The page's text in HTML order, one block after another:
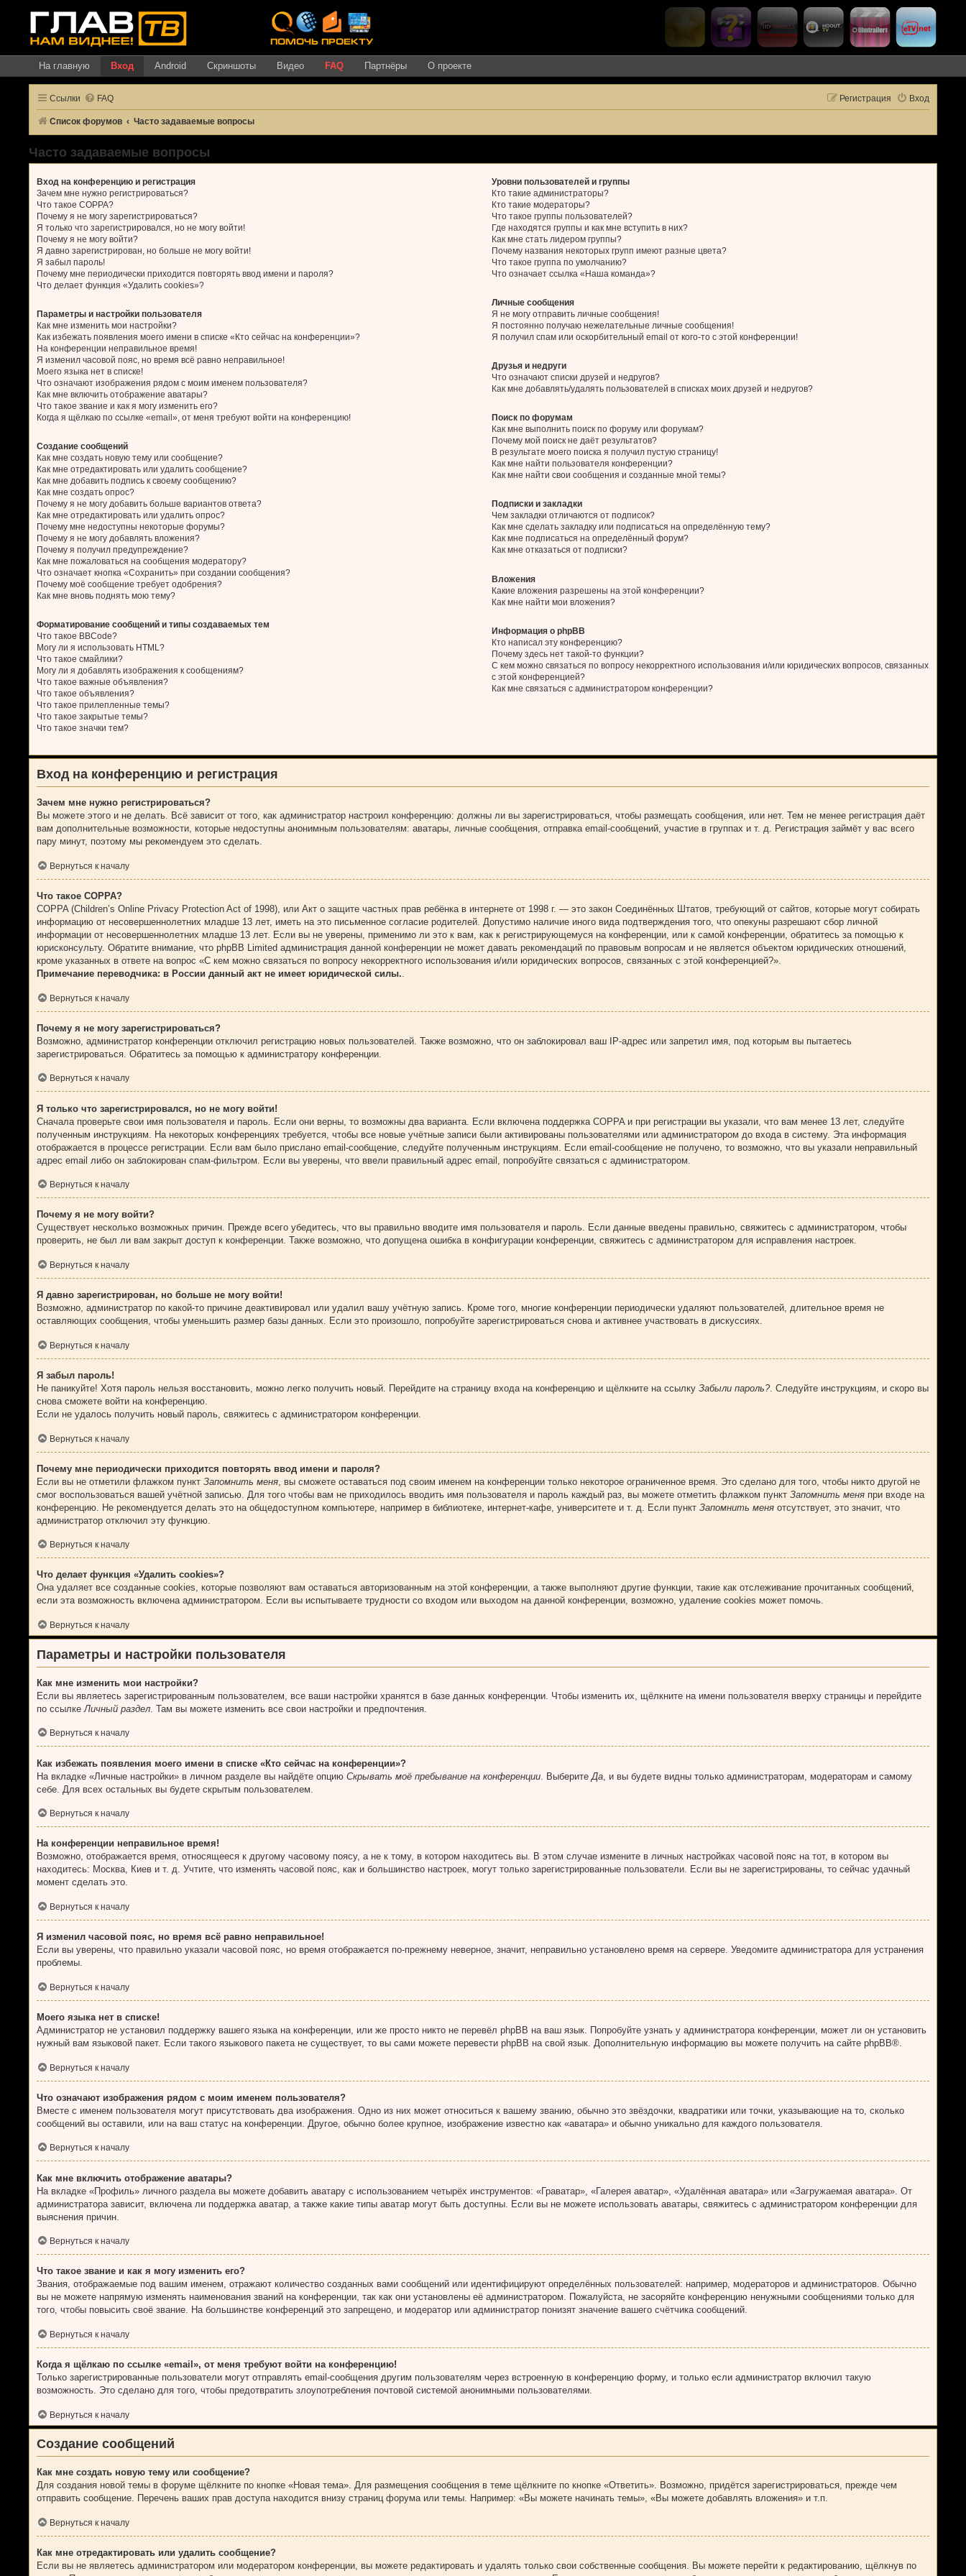
На главную Вход Android Скриншоты Видео FAQ Партнёры О проекте
Ссылки FAQ Вход
Регистрация
Список форумов Часто задаваемые вопросы
Часто задаваемые вопросы
Вход на конференцию и регистрация
Зачем мне нужно регистрироваться?
Что такое COPPA?
Почему я не могу зарегистрироваться?
Я только что зарегистрировался, но не могу войти!
Почему я не могу войти?
Я давно зарегистрирован, но больше не могу войти!
Я забыл пароль!
Почему мне периодически приходится повторять ввод имени и пароля?
Что делает функция «Удалить cookies»?
Параметры и настройки пользователя
Как мне изменить мои настройки?
Как избежать появления моего имени в списке «Кто сейчас на конференции»?
На конференции неправильное время!
Я изменил часовой пояс, но время всё равно неправильное!
Моего языка нет в списке!
Что означают изображения рядом с моим именем пользователя?
Как мне включить отображение аватары?
Что такое звание и как я могу изменить его?
Когда я щёлкаю по ссылке «email», от меня требуют войти на конференцию!
Создание сообщений
Как мне создать новую тему или сообщение?
Как мне отредактировать или удалить сообщение?
Как мне добавить подпись к своему сообщению?
Как мне создать опрос?
Почему я не могу добавить больше вариантов ответа?
Как мне отредактировать или удалить опрос?
Почему мне недоступны некоторые форумы?
Почему я не могу добавлять вложения?
Почему я получил предупреждение?
Как мне пожаловаться на сообщения модератору?
Что означает кнопка «Сохранить» при создании сообщения?
Почему моё сообщение требует одобрения?
Как мне вновь поднять мою тему?
Форматирование сообщений и типы создаваемых тем
Что такое BBCode?
Могу ли я использовать HTML?
Что такое смайлики?
Могу ли я добавлять изображения к сообщениям?
Что такое важные объявления?
Что такое объявления?
Что такое прилепленные темы?
Что такое закрытые темы?
Что такое значки тем?
Уровни пользователей и группы
Кто такие администраторы?
Кто такие модераторы?
Что такое группы пользователей?
Где находятся группы и как мне вступить в них?
Как мне стать лидером группы?
Почему названия некоторых групп имеют разные цвета?
Что такое группа по умолчанию?
Что означает ссылка «Наша команда»?
Личные сообщения
Я не могу отправить личные сообщения!
Я постоянно получаю нежелательные личные сообщения!
Я получил спам или оскорбительный email от кого-то с этой конференции!
Друзья и недруги
Что означают списки друзей и недругов?
Как мне добавлять/удалять пользователей в списках моих друзей и недругов?
Поиск по форумам
Как мне выполнить поиск по форуму или форумам?
Почему мой поиск не даёт результатов?
В результате моего поиска я получил пустую страницу!
Как мне найти пользователя конференции?
Как мне найти свои сообщения и созданные мной темы?
Подписки и закладки
Чем закладки отличаются от подписок?
Как мне сделать закладку или подписаться на определённую тему?
Как мне подписаться на определённый форум?
Как мне отказаться от подписки?
Вложения
Какие вложения разрешены на этой конференции?
Как мне найти мои вложения?
Информация о phpBB
Кто написал эту конференцию?
Почему здесь нет такой-то функции?
С кем можно связаться по вопросу некорректного использования и/или юридических вопросов, связанных
с этой конференцией?
Как мне связаться с администратором конференции?
Вход на конференцию и регистрация
Зачем мне нужно регистрироваться?
Вы можете этого и не делать. Всё зависит от того, как администратор настроил конференцию: должны ли вы зарегистрироваться, чтобы размещать сообщения, или нет. Тем не менее регистрация даёт
вам дополнительные возможности, которые недоступны анонимным пользователям: аватары, личные сообщения, отправка email-сообщений, участие в группах и т. д. Регистрация займёт у вас всего
пару минут, поэтому мы рекомендуем это сделать.
Вернуться к началу
Что такое COPPA?
COPPA (Children’s Online Privacy Protection Act of 1998), или Акт о защите частных прав ребёнка в интернете от 1998 г. — это закон Соединённых Штатов, требующий от сайтов, которые могут собирать
информацию от несовершеннолетних младше 13 лет, иметь на это письменное согласие родителей. Допустимо наличие иного вида подтверждения того, что опекуны разрешают сбор личной
информации от несовершеннолетних младше 13 лет. Если вы не уверены, применимо ли это к вам, как к регистрирующемуся на конференции, или к самой конференции, обратитесь за помощью к
юрисконсульту. Обратите внимание, что phpBB Limited администрация данной конференции не может давать рекомендаций по правовым вопросам и не является объектом юридических отношений,
кроме указанных в ответе на вопрос «С кем можно связаться по вопросу некорректного использования и/или юридических вопросов, связанных с этой конференцией?».
Примечание переводчика: в России данный акт не имеет юридической силы..
Вернуться к началу
Почему я не могу зарегистрироваться?
Возможно, администратор конференции отключил регистрацию новых пользователей. Также возможно, что он заблокировал ваш IP-адрес или запретил имя, под которым вы пытаетесь
зарегистрироваться. Обратитесь за помощью к администратору конференции.
Вернуться к началу
Я только что зарегистрировался, но не могу войти!
Сначала проверьте свои имя пользователя и пароль. Если они верны, то возможны два варианта. Если включена поддержка COPPA и при регистрации вы указали, что вам менее 13 лет, следуйте
полученным инструкциям. На некоторых конференциях требуется, чтобы все новые учётные записи были активированы пользователями или администратором до входа в систему. Эта информация
отображается в процессе регистрации. Если вам было прислано email-сообщение, следуйте полученным инструкциям. Если email-сообщение не получено, то возможно, что вы указали неправильный
адрес email либо он заблокирован спам-фильтром. Если вы уверены, что ввели правильный адрес email, попробуйте связаться с администратором.
Вернуться к началу
Почему я не могу войти?
Существует несколько возможных причин. Прежде всего убедитесь, что вы правильно вводите имя пользователя и пароль. Если данные введены правильно, свяжитесь с администратором, чтобы
проверить, не был ли вам закрыт доступ к конференции. Также возможно, что допущена ошибка в конфигурации конференции, свяжитесь с администратором для исправления настроек.
Вернуться к началу
Я давно зарегистрирован, но больше не могу войти!
Возможно, администратор по какой-то причине деактивировал или удалил вашу учётную запись. Кроме того, многие конференции периодически удаляют пользователей, длительное время не
оставляющих сообщения, чтобы уменьшить размер базы данных. Если это произошло, попробуйте зарегистрироваться снова и активнее участвовать в дискуссиях.
Вернуться к началу
Я забыл пароль!
Не паникуйте! Хотя пароль нельзя восстановить, можно легко получить новый. Перейдите на страницу входа на конференцию и щёлкните на ссылку Забыли пароль?. Следуйте инструкциям, и скоро вы
снова сможете войти на конференцию.
Если не удалось получить новый пароль, свяжитесь с администратором конференции.
Вернуться к началу
Почему мне периодически приходится повторять ввод имени и пароля?
Если вы не отметили флажком пункт Запомнить меня , вы сможете оставаться под своим именем на конференции только некоторое ограниченное время. Это сделано для того, чтобы никто другой не
смог воспользоваться вашей учётной записью. Для того чтобы вам не приходилось вводить имя пользователя и пароль каждый раз, вы можете отметить флажком пункт Запомнить меня при входе на
конференцию. Не рекомендуется делать это на общедоступном компьютере, например в библиотеке, интернет-кафе, университете и т. д. Если пункт Запомнить меня отсутствует, это значит, что
администратор отключил эту функцию.
Вернуться к началу
Что делает функция «Удалить cookies»?
Она удаляет все созданные cookies, которые позволяют вам оставаться авторизованным на этой конференции, а также выполняют другие функции, такие как отслеживание прочитанных сообщений,
если эта возможность включена администратором. Если вы испытываете трудности со входом или выходом на данной конференции, возможно, удаление cookies может помочь.
Вернуться к началу
Параметры и настройки пользователя
Как мне изменить мои настройки?
Если вы являетесь зарегистрированным пользователем, все ваши настройки хранятся в базе данных конференции. Чтобы изменить их, щёлкните на имени пользователя вверху страницы и перейдите
по ссылке Личный раздел . Там вы можете изменить все свои настройки и предпочтения.
Вернуться к началу
Как избежать появления моего имени в списке «Кто сейчас на конференции»?
На вкладке «Личные настройки» в личном разделе вы найдёте опцию Скрывать моё пребывание на конференции . Выберите Да , и вы будете видны только администраторам, модераторам и самому
себе. Для всех остальных вы будете скрытым пользователем.
Вернуться к началу
На конференции неправильное время!
Возможно, отображается время, относящееся к другому часовому поясу, а не к тому, в котором находитесь вы. В этом случае измените в личных настройках часовой пояс на тот, в котором вы
находитесь: Москва, Киев и т. д. Учтите, что изменять часовой пояс, как и большинство настроек, могут только зарегистрированные пользователи. Если вы не зарегистрированы, то сейчас удачный
момент сделать это.
Вернуться к началу
Я изменил часовой пояс, но время всё равно неправильное!
Если вы уверены, что правильно указали часовой пояс, но время отображается по-прежнему неверное, значит, неправильно установлено время на сервере. Уведомите администратора для устранения
проблемы.
Вернуться к началу
Моего языка нет в списке!
Администратор не установил поддержку вашего языка на конференции, или же просто никто не перевёл phpBB на ваш язык. Попробуйте узнать у администратора конференции, может ли он установить
нужный вам языковой пакет. Если такого языкового пакета не существует, то вы сами можете перевести phpBB на свой язык. Дополнительную информацию вы можете получить на сайте phpBB®.
Вернуться к началу
Что означают изображения рядом с моим именем пользователя?
Вместе с именем пользователя могут присутствовать два изображения. Одно из них может относиться к вашему званию, обычно это звёздочки, квадратики или точки, указывающие на то, сколько
сообщений вы оставили, или на ваш статус на конференции. Другое, обычно более крупное, изображение известно как «аватара» и обычно уникально для каждого пользователя.
Вернуться к началу
Как мне включить отображение аватары?
На вкладке «Профиль» личного раздела вы можете добавить аватару с использованием четырёх инструментов: «Граватар», «Галерея аватар», «Удалённая аватара» или «Загружаемая аватара». От
администратора зависит, включена ли поддержка аватар, а также какие типы аватар могут быть доступны. Если вы не можете использовать аватары, свяжитесь с администратором конференции для
выяснения причин.
Вернуться к началу
Что такое звание и как я могу изменить его?
Звания, отображаемые под вашим именем, отражают количество созданных вами сообщений или идентифицируют определённых пользователей: например, модераторов и администраторов. Обычно
вы не можете напрямую изменять наименования званий на конференции, так как они установлены её администратором. Пожалуйста, не засоряйте конференцию ненужными сообщениями только для
того, чтобы повысить своё звание. На большинстве конференций это запрещено, и модератор или администратор понизят значение вашего счётчика сообщений.
Вернуться к началу
Когда я щёлкаю по ссылке «email», от меня требуют войти на конференцию!
Только зарегистрированные пользователи могут отправлять email-сообщения другим пользователям через встроенную в конференцию форму, и только если администратор включил такую
возможность. Это сделано для того, чтобы предотвратить злоупотребления почтовой системой анонимными пользователями.
Вернуться к началу
Создание сообщений
Как мне создать новую тему или сообщение?
Для создания новой темы в форуме щёлкните по кнопке «Новая тема». Для размещения сообщения в теме щёлкните по кнопке «Ответить». Возможно, придётся зарегистрироваться, прежде чем
отправить сообщение. Перечень ваших прав доступа находится внизу страниц форума или темы. Например: «Вы можете начинать темы», «Вы можете добавлять вложения» и т.п.
Вернуться к началу
Как мне отредактировать или удалить сообщение?
Если вы не являетесь администратором или модератором конференции, вы можете редактировать и удалять только свои собственные сообщения. Вы можете перейти к редактированию, щёлкнув по